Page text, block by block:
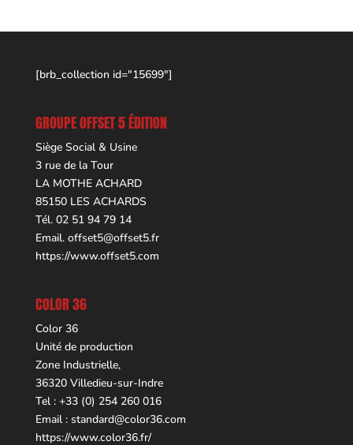
[brb_collection id="15699"]
GROUPE OFFSET 5 ÉDITION
Siège Social & Usine
3 rue de la Tour
LA MOTHE ACHARD
85150 LES ACHARDS
Tél. 02 51 94 79 14
Email. offset5@offset5.fr
https://www.offset5.com
COLOR 36
Color 36
Unité de production
Zone Industrielle,
36320 Villedieu-sur-Indre
Tel : +33 (0) 254 260 016
Email : standard@color36.com
https://www.color36.fr/